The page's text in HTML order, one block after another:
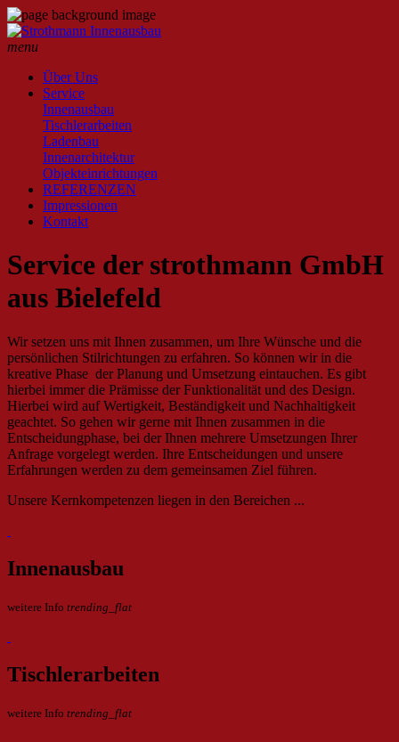
menu
Über Uns
Service
Innenausbau
Tischlerarbeiten
Ladenbau
Innenarchitektur
Objekteinrichtungen
REFERENZEN
Impressionen
Kontakt
Service der strothmann GmbH
aus Bielefeld
Wir setzen uns mit Ihnen zusammen, um Ihre Wünsche und die
persönlichen Stilrichtungen zu erfahren. So können wir in die
kreative Phase der Planung und Umsetzung eintauchen. Es gibt
hierbei immer die Prämisse der Funktionalität und des Design.
Hierbei wird auf Wertigkeit, Beständigkeit und Nachhaltigkeit
geachtet. So gehen wir gerne mit Ihnen zusammen in die
Entscheidungphase, bei der Ihnen mehrere Umsetzungen Ihrer
Anfrage vorgelegt werden. Ihre Entscheidungen und unsere
Erfahrungen werden zu dem gemeinsamen Ziel führen.
Unsere Kernkompetenzen liegen in den Bereichen ...
Innenausbau
weitere Info trending_flat
Tischlerarbeiten
weitere Info trending_flat